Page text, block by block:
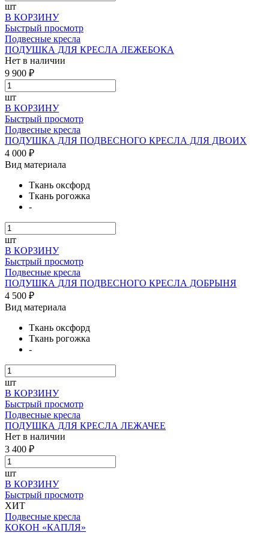
шт
В КОРЗИНУ
Быстрый просмотр
Подвесные кресла
ПОДУШКА ДЛЯ КРЕСЛА ЛЕЖЕБОКА
Нет в наличии
9 900 ₽
шт
В КОРЗИНУ
Быстрый просмотр
Подвесные кресла
ПОДУШКА ДЛЯ ПОДВЕСНОГО КРЕСЛА ДЛЯ ДВОИХ
4 000 ₽
Вид материала
Ткань оксфорд
Ткань рогожка
-
шт
В КОРЗИНУ
Быстрый просмотр
Подвесные кресла
ПОДУШКА ДЛЯ ПОДВЕСНОГО КРЕСЛА ДОБРЫНЯ
4 500 ₽
Вид материала
Ткань оксфорд
Ткань рогожка
-
шт
В КОРЗИНУ
Быстрый просмотр
Подвесные кресла
ПОДУШКА ДЛЯ КРЕСЛА ЛЕЖАЧЕЕ
Нет в наличии
3 400 ₽
шт
В КОРЗИНУ
Быстрый просмотр
ХИТ
Подвесные кресла
КОКОН «КАПЛЯ»